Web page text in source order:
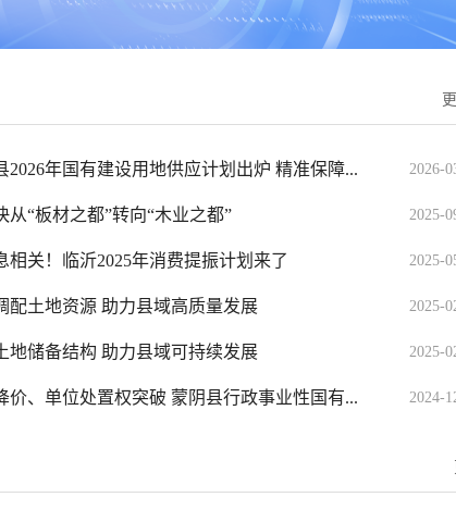
2026年国有建设用地供应计划出炉 精准保障... 2026-
从“板材之都”转向“木业之都” 2025-
相关！临沂2025年消费提振计划来了 2025-
配土地资源 助力县域高质量发展 2025-
地储备结构 助力县域可持续发展 2025-
价、单位处置权突破 蒙阴县行政事业性国有... 2024-